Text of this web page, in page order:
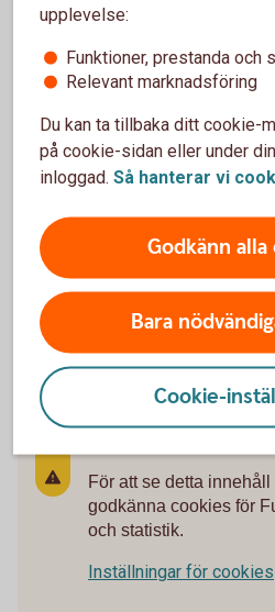
Individuell
TGL
ekonomiskt skydd till familjen
Tjänstegrupplivförsäkring
För att se detta
godkänna cookies för
och statistik.
Inställningar för cookies
upplevelse:
Funktioner, prestanda och
Relevant marknadsföring
Du kan ta tillbaka ditt cookie-
på cookie-sidan eller under
inloggad. Så hanterar vi
Godkänn
Bara
Cookie-